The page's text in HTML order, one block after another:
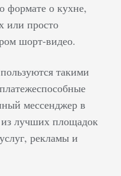
формате о кухне,
или просто
шорт-видео.
такими
мессенджер в
из лучших площадок
рекламы и